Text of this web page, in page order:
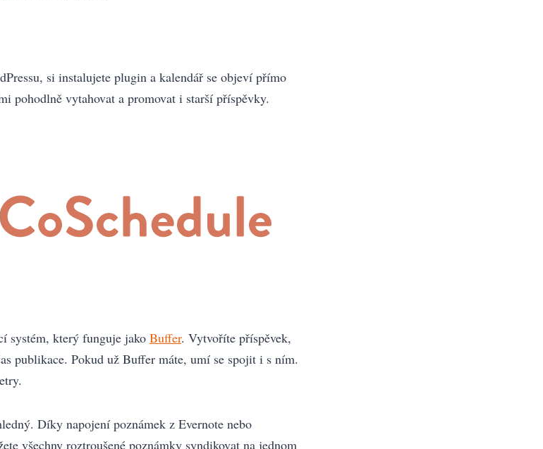
si instalujete plugin a kalendář se objeví přímo
pohodlně vytahovat a promovat i starší příspěvky.
systém, který funguje jako Buffer. Vytvoříte příspěvek,
publikace. Pokud už Buffer máte, umí se spojit i s ním.
Díky napojení poznámek z Evernote nebo
všechny roztroušené poznámky syndikovat na jednom